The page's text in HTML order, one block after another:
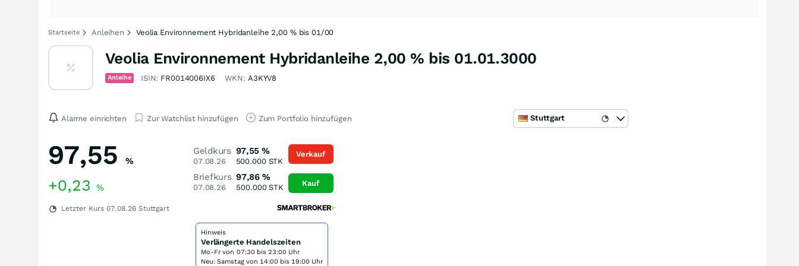
Startseite Anleihen Veolia Environnement Hybridanleihe 2,00 % bis 01/00
Veolia Environnement Hybridanleihe 2,00 % bis 01.01.3000
Anleihe ISIN: FR0014006IX6 WKN: A3KYV8
Alarme einrichten Zur Watchlist hinzufügen Zum Portfolio hinzufügen Stuttgart
97,55 %
+0,23 %
Letzter Kurs 07.08.26 Stuttgart
Geldkurs
07.08.26
97,55 %
500.000STK
Briefkurs
07.08.26
97,86 %
500.000STK
Verkauf
Kauf
Hinweis
Verlängerte Handelszeiten
Mo-Fr von 07:30 bis 23:00 Uhr
Neu: Samstag von 14:00 bis 19:00 Uhr